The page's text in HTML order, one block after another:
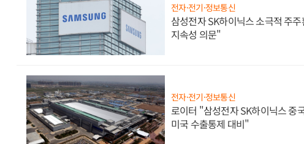
전자·전기·정보통신
삼성전자 SK하이닉스 소극적 주
지속성 의문"
전자·전기·정보통신
로이터 "삼성전자 SK하이닉스 중
미국 수출통제 대비"